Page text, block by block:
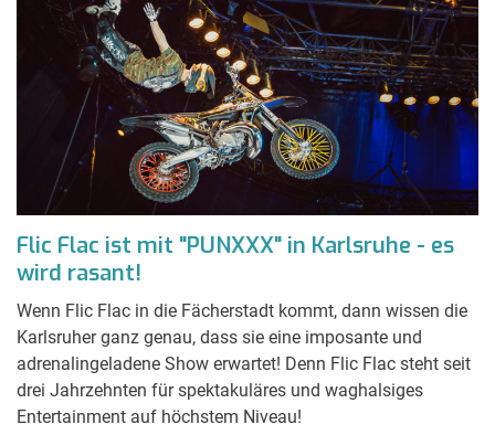
Flic Flac ist mit "PUNXXX" in Karlsruhe - es
wird rasant!
Wenn Flic Flac in die Fächerstadt kommt, dann wissen die
Karlsruher ganz genau, dass sie eine imposante und
adrenalingeladene Show erwartet! Denn Flic Flac steht seit
drei Jahrzehnten für spektakuläres und waghalsiges
Entertainment auf höchstem Niveau!